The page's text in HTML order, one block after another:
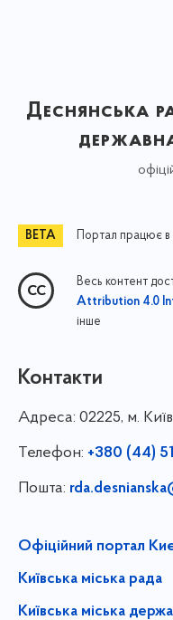
Деснянська
Портал працює
Весь контент
Attribution 4.0
інше
Контакти
Адреса: 02225, м.
Телефон: +380 (44)
Пошта:
Офіційний портал
Київська міська рада
Київська міська